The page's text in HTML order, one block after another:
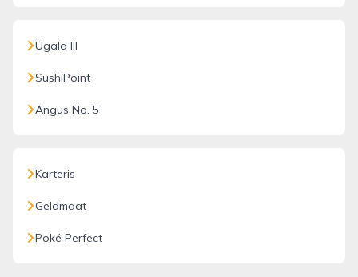
Ugala III
SushiPoint
Angus No. 5
Karteris
Geldmaat
Poké Perfect